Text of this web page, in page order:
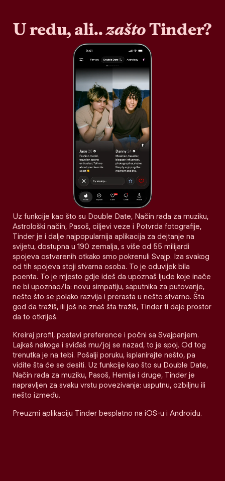
U redu, ali..zaštoTinder?
Uz funkcije kao što su Double Date, Način rada za muziku,
Astrološki način, Pasoš, ciljevi veze i Potvrda fotografije,
Tinder je i dalje najpopularnija aplikacija za dejtanje na
svijetu, dostupna u 190 zemalja, s više od 55 milijardi
spojeva ostvarenih otkako smo pokrenuli Svajp. Iza svakog
od tih spojeva stoji stvarna osoba. To je oduvijek bila
poenta. To je mjesto gdje ideš da upoznaš ljude koje inače
ne bi upoznao/la: novu simpatiju, saputnika za putovanje,
nešto što se polako razvija i prerasta u nešto stvarno. Šta
god da tražiš, ili još ne znaš šta tražiš, Tinder ti daje prostor
da to otkriješ.
Kreiraj profil, postavi preference i počni sa Svajpanjem.
Lajkaš nekoga i sviđaš mu/joj se nazad, to je spoj. Od tog
trenutka je na tebi. Pošalji poruku, isplanirajte nešto, pa
vidite šta će se desiti. Uz funkcije kao što su Double Date,
Način rada za muziku, Pasoš, Hemija i druge, Tinder je
napravljen za svaku vrstu povezivanja: usputnu, ozbiljnu ili
nešto između.
Preuzmi aplikaciju Tinder besplatno na iOS-u i Androidu.